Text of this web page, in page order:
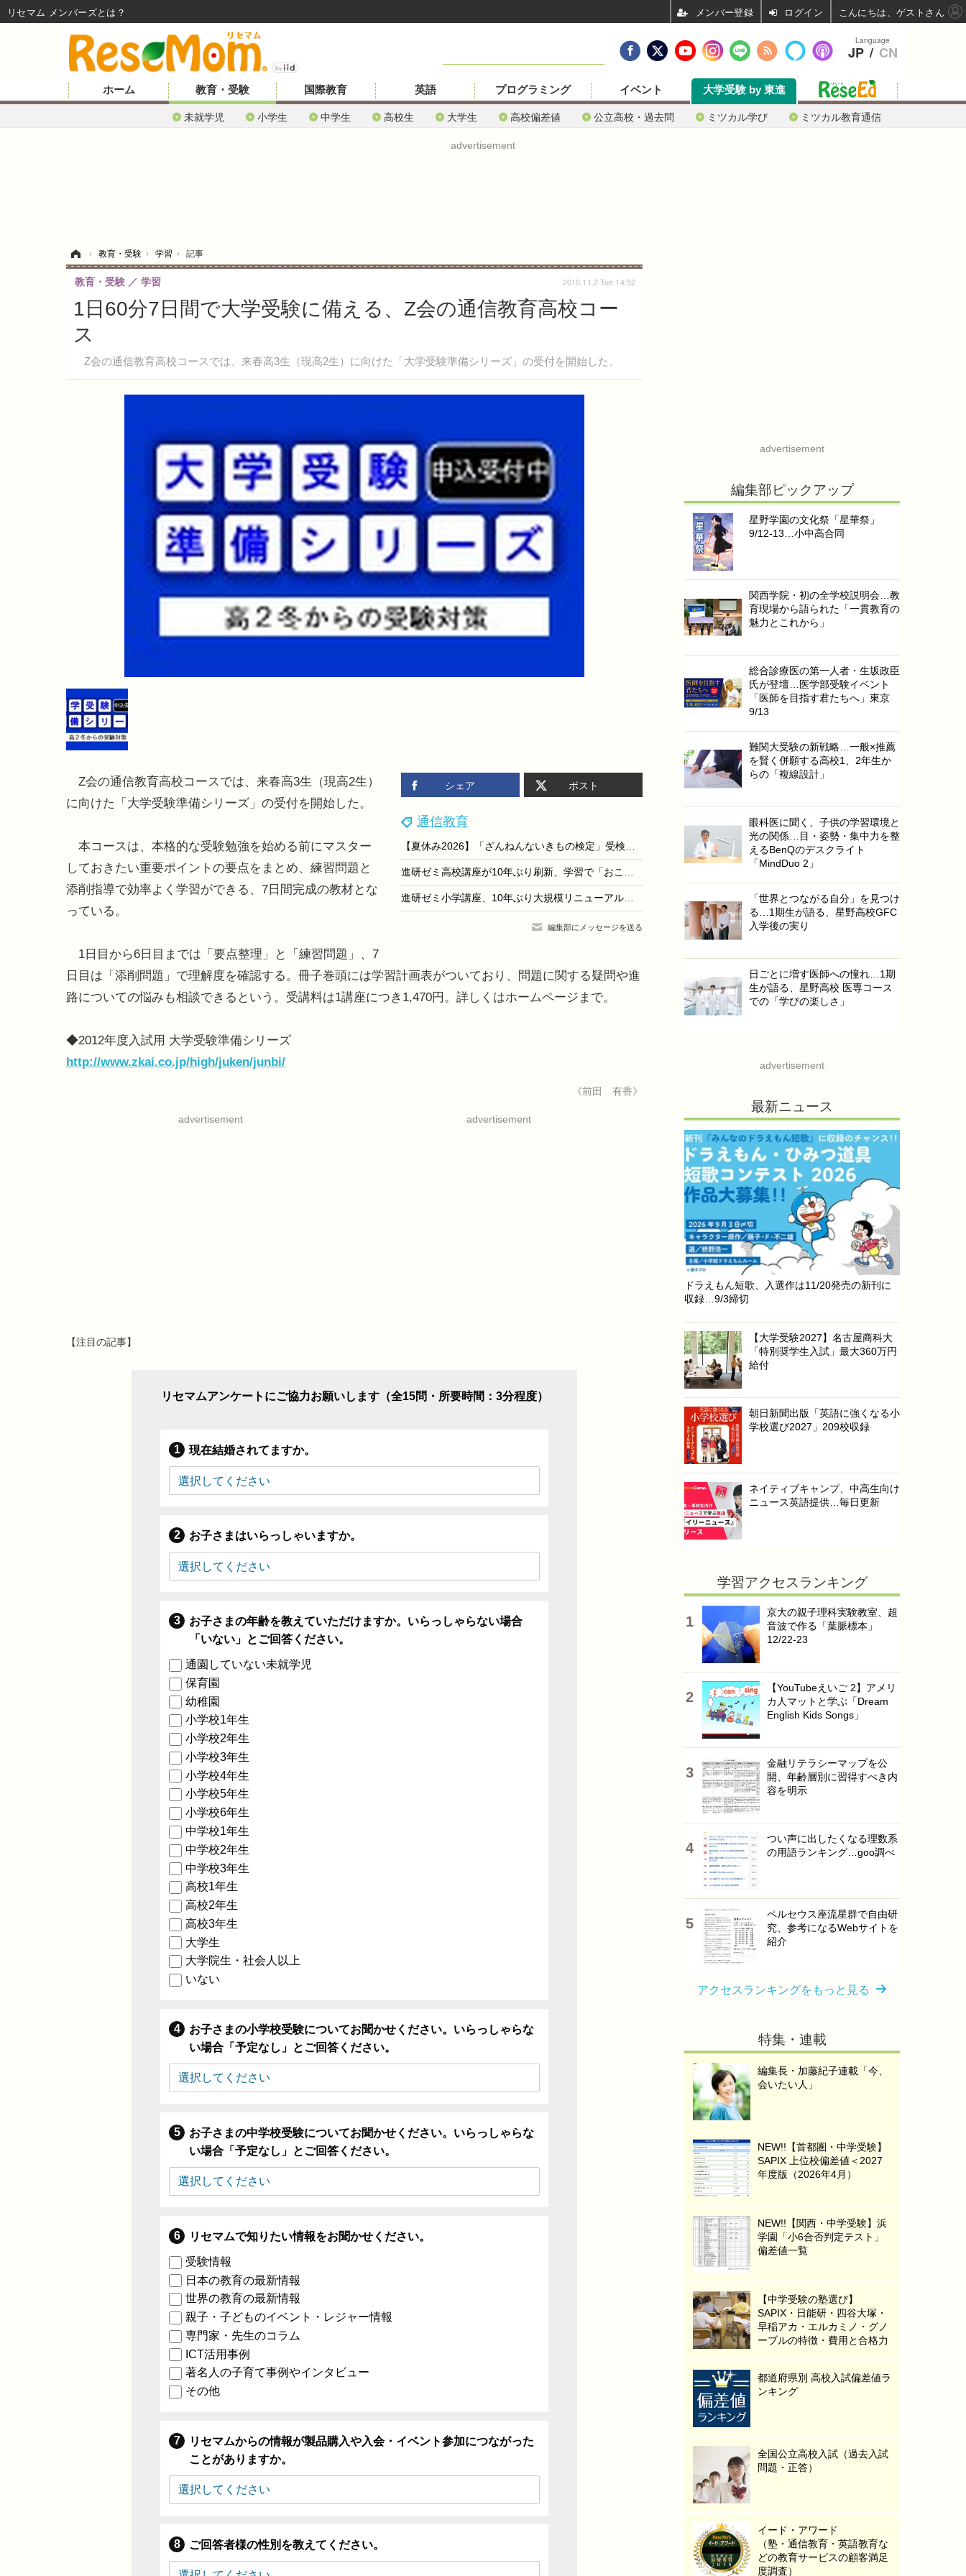
ホーム 教育・受験
未就学児 小学生 中学生 高校生 大学生 高校偏差値 公立高校・過去問 ミツカル学び ミツカル教育通信
国際教育 英語 プログラミング イベント 大学受験 by 東進
advertisement
› 教育・受験 › 学習 › 記事
1日60分7日間で大学受験に備える、Z会の通信教育高校コー
ス
Z会の通信教育高校コースでは、来春高3生（現高2生）に向けた「大学受験準備シリーズ」の受付を開始した。
教育・受験 学習 2010.11.2 Tue 14:52
シェア ポスト
通信教育
【夏休み2026】「ざんねんないきもの検定」受検者に自由研究シート提供
進研ゼミ高校講座が10年ぶり刷新、学習で「おこづかい」も
進研ゼミ小学講座、10年ぶり大規模リニューアル…ゲーム×学習と人×AIで学びを進化
編集部にメッセージを送る
Z会の通信教育高校コースでは、来春高3生（現高2生）
に向けた「大学受験準備シリーズ」の受付を開始した。
本コースは、本格的な受験勉強を始める前にマスター
しておきたい重要ポイントの要点をまとめ、練習問題と
添削指導で効率よく学習ができる、7日間完成の教材とな
っている。
1日目から6日目までは「要点整理」と「練習問題」、7
日目は「添削問題」で理解度を確認する。冊子巻頭には学習計画表がついており、問題に関する疑問や進
路についての悩みも相談できるという。受講料は1講座につき1,470円。詳しくはホームページまで。
◆2012年度入試用 大学受験準備シリーズ
http://www.zkai.co.jp/high/juken/junbi/
《前田 有香》
advertisement advertisement
【注目の記事】
リセマムアンケートにご協力お願いします（全15問・所要時間：3分程度）
現在結婚されてますか。
お子さまはいらっしゃいますか。
お子さまの年齢を教えていただけますか。いらっしゃらない場合
「いない」とご回答ください。
通園していない未就学児
保育園
幼稚園
小学校1年生
小学校2年生
小学校3年生
小学校4年生
小学校5年生
小学校6年生
中学校1年生
中学校2年生
中学校3年生
高校1年生
高校2年生
高校3年生
大学生
大学院生・社会人以上
いない
お子さまの小学校受験についてお聞かせください。いらっしゃらな
い場合「予定なし」とご回答ください。
お子さまの中学校受験についてお聞かせください。いらっしゃらな
い場合「予定なし」とご回答ください。
リセマムで知りたい情報をお聞かせください。
受験情報
日本の教育の最新情報
世界の教育の最新情報
親子・子どものイベント・レジャー情報
専門家・先生のコラム
ICT活用事例
著名人の子育て事例やインタビュー
その他
リセマムからの情報が製品購入や入会・イベント参加につながった
ことがありますか。
ご回答者様の性別を教えてください。
advertisement
編集部ピックアップ
星野学園の文化祭「星華祭」
9/12-13…小中高合同
関西学院・初の全学校説明会…教
育現場から語られた「一貫教育の
魅力とこれから」
総合診療医の第一人者・生坂政臣
氏が登壇…医学部受験イベント
「医師を目指す君たちへ」東京
9/13
難関大受験の新戦略…一般×推薦
を賢く併願する高校1、2年生か
らの「複線設計」
眼科医に聞く、子供の学習環境と
光の関係…目・姿勢・集中力を整
えるBenQのデスクライト
「MindDuo 2」
「世界とつながる自分」を見つけ
る…1期生が語る、星野高校GFC
入学後の実り
日ごとに増す医師への憧れ…1期
生が語る、星野高校 医専コース
での「学びの楽しさ」
advertisement
最新ニュース
ドラえもん短歌、入選作は11/20発売の新刊に
収録…9/3締切
【大学受験2027】名古屋商科大
「特別奨学生入試」最大360万円
給付
朝日新聞出版「英語に強くなる小
学校選び2027」209校収録
ネイティブキャンプ、中高生向け
ニュース英語提供…毎日更新
学習アクセスランキング
京大の親子理科実験教室、超
音波で作る「葉脈標本」
12/22-23
【YouTubeえいご 2】アメリ
カ人マットと学ぶ「Dream
English Kids Songs」
金融リテラシーマップを公
開、年齢層別に習得すべき内
容を明示
つい声に出したくなる理数系
の用語ランキング…goo調べ
ペルセウス座流星群で自由研
究、参考になるWebサイトを
紹介
アクセスランキングをもっと見る
特集・連載
編集長・加藤紀子連載「今、
会いたい人」
NEW!!【首都圏・中学受験】
SAPIX 上位校偏差値＜2027
年度版（2026年4月）
NEW!!【関西・中学受験】浜
学園「小6合否判定テスト」
偏差値一覧
【中学受験の塾選び】
SAPIX・日能研・四谷大塚・
早稲アカ・エルカミノ・グノ
ーブルの特徴・費用と合格力
都道府県別 高校入試偏差値ラ
ンキング
全国公立高校入試（過去入試
問題・正答）
イード・アワード
（塾・通信教育・英語教育な
どの教育サービスの顧客満足
度調査）
Language
JP / CN
リセマム メンバーズ ログイン こんにちは、ゲストさん